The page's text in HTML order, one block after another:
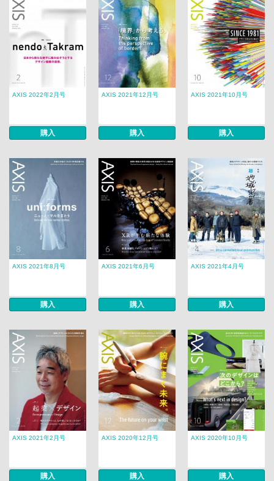
AXIS 2022年2月号
購入
AXIS 2021年12月号
購入
AXIS 2021年10月号
購入
AXIS 2021年8月号
購入
AXIS 2021年6月号
購入
AXIS 2021年4月号
購入
AXIS 2021年2月号
購入
AXIS 2020年12月号
購入
AXIS 2020年10月号
購入